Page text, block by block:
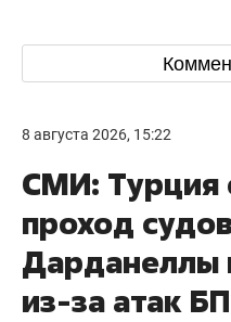
8 августа 2026, 15:22
СМИ: Турция
проход
Дарданеллы
из-за атак